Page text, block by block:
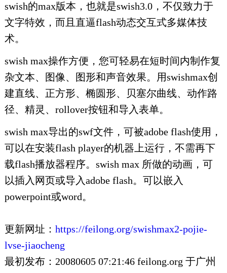
swish的max版本，也就是swish3.0，不仅致力于
文字特效，而且直逼flash动态交互式多媒体技
术。
swish max操作方便，您可轻易在短时间内制作复
杂文本、图像、图形和声音效果。用swishmax创
建直线、正方形、椭圆形、贝塞尔曲线、动作路
径、精灵、rollover按钮和导入表单。
swish max导出的swf文件，可被adobe flash使用，
可以在安装flash player的机器上运行，不需再下
载flash播放器程序。swish max 所做的动画，可
以插入网页或导入adobe flash。可以嵌入
powerpoint或word。
更新网址： https://feilong.org/swishmax2-pojie-
lvse-jiaocheng
最初发布：20080605 07:21:46 feilong.org 于广州